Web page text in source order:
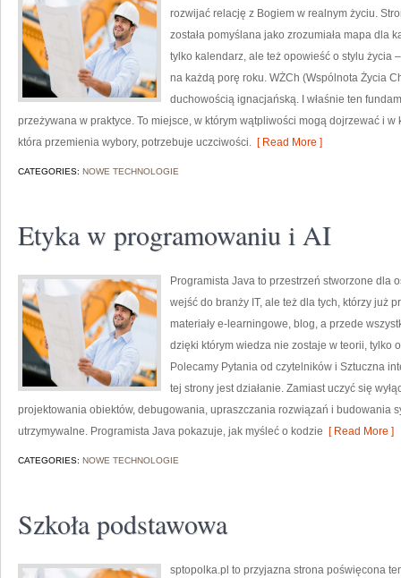
rozwijać relację z Bogiem w realnym życiu.
została pomyślana jako zrozumiała mapa dla
tylko kalendarz, ale też opowieść o stylu życia
na każdą porę roku. WŻCh (Wspólnota Życia
duchowością ignacjańską. I właśnie ten
przeżywana w praktyce. To miejsce, w którym wątpliwości mogą dojrzewać i
która przemienia wybory, potrzebuje uczciwości. [ Read More ]
CATEGORIES: NOWE TECHNOLOGIE
Etyka w programowaniu i AI
Programista Java to przestrzeń stworzone dla
wejść do branży IT, ale też dla tych, którzy już
materiały e-learningowe, blog, a przede
dzięki którym wiedza nie zostaje w teorii, tylko
Polecamy Pytania od czytelników i Sztuczna
tej strony jest działanie. Zamiast uczyć się
projektowania obiektów, debugowania, upraszczania rozwiązań i budowania
utrzymywalne. Programista Java pokazuje, jak myśleć o kodzie [ Read More ]
CATEGORIES: NOWE TECHNOLOGIE
Szkoła podstawowa
sptopolka.pl to przyjazna strona poświęcona